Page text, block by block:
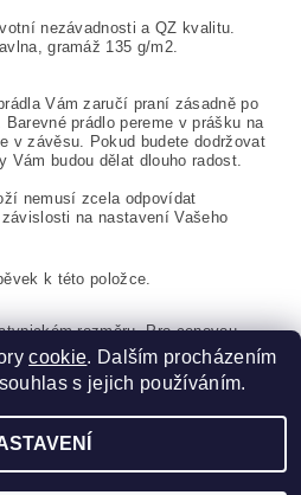
nezávadnosti a QZ kvalitu.
gramáž 135 g/m2.
Vám zaručí praní zásadně po
prádlo pereme v prášku na
v závěsu. Pokud budete dodržovat
Vám budou dělat dlouho radost.
nemusí zcela odpovídat
na nastavení Vašeho
rozměru. Pro cenovou
k této položce.
s.r.o., všechna práva vyhrazena
cookie. Dalším procházením
s jejich používáním.